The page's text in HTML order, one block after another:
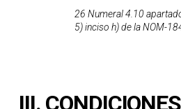
26 Numeral 4.10
5) inciso h) de la NOM-
III.